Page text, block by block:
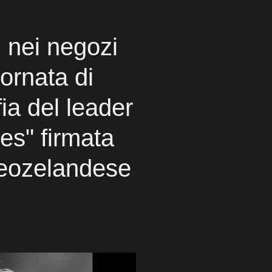
negozi
di
del leader
firmata